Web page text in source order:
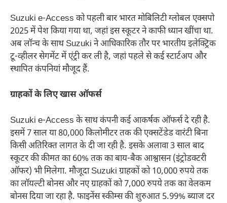
Suzuki e-Access को पहली बार भारत मोबिलिटी ग्लोबल एक्सपो
2025 में पेश किया गया था, जहां इस स्कूटर ने काफी ध्यान खींचा था.
अब लॉन्च के साथ Suzuki ने आधिकारिक तौर पर भारतीय इलेक्ट्रिक
टू-व्हीलर सेगमेंट में एंट्री कर ली है, जहां पहले से कई स्टार्टअप और
स्थापित कंपनियां मौजूद हैं.
ग्राहकों के लिए खास ऑफर्स
Suzuki e-Access के साथ कंपनी कई आकर्षक ऑफर्स दे रही है.
इसमें 7 साल या 80,000 किलोमीटर तक की एक्सटेंडेड वारंटी बिना
किसी अतिरिक्त लागत के दी जा रही है. इसके अलावा 3 साल बाद
स्कूटर की कीमत का 60% तक का बाय-बैक आश्वासन (इंट्रोडक्टरी
ऑफर) भी मिलेगा. मौजूदा Suzuki ग्राहकों को 10,000 रुपये तक
का लॉयल्टी बोनस और नए ग्राहकों को 7,000 रुपये तक का वेलकम
बोनस दिया जा रहा है. फाइनेंस स्कीम्स की शुरुआत 5.99% ब्याज दर